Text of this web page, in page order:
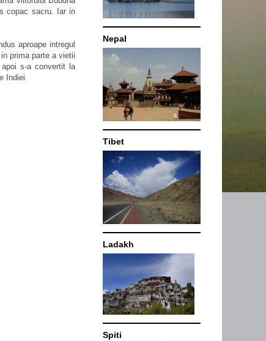
copac sacru. Iar in
aproape intregul
prima parte a vietii
s-a convertit la
Indiei.
Nepal
Tibet
Ladakh
Spiti